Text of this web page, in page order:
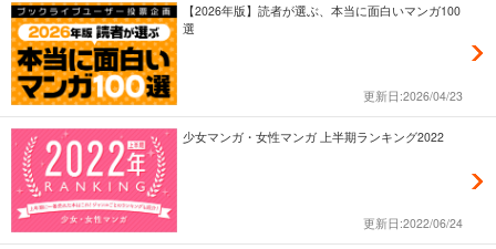
【2026年版】読者が選ぶ、本当に面白いマンガ100
選
更新日:2026/04/23
少女マンガ・女性マンガ 上半期ランキング2022
更新日:2022/06/24